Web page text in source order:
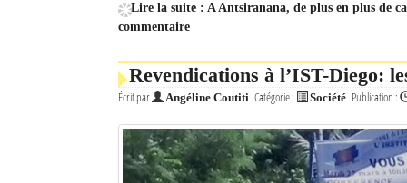
Lire la suite : A Antsiranana, de plus en plus de
commentaire
Revendications à l’IST-Diego:
Écrit par Angéline Coutiti Catégorie : Société Publication :